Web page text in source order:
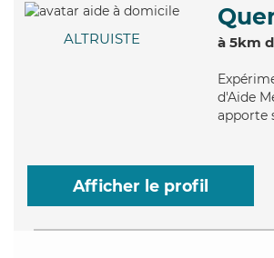
ALTRUISTE à 5km
d'Aide
apporte
Afficher le profil